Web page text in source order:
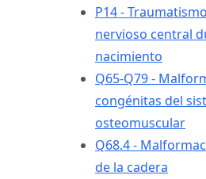
P14 -
nervioso central
nacimiento
Q65-Q79 -
congénitas del
osteomuscular
Q68.4 -
de la cadera